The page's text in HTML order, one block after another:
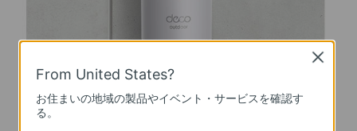
From United States?
お住まいの地域の製品やイベント・サービスを確認す
る。
Close